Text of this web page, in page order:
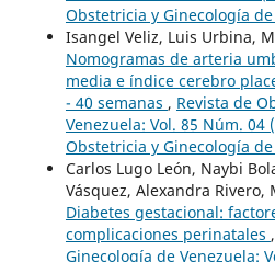
Obstetricia y Ginecología
Isangel Veliz, Luis Urbina,
Nomogramas de arteria
media e índice cerebro
- 40 semanas , Revista de
Venezuela: Vol. 85 Núm. 04
Obstetricia y Ginecología
Carlos Lugo León, Naybi
Vásquez, Alexandra Rivero,
Diabetes gestacional:
complicaciones perinatales ,
Ginecología de Venezuela: